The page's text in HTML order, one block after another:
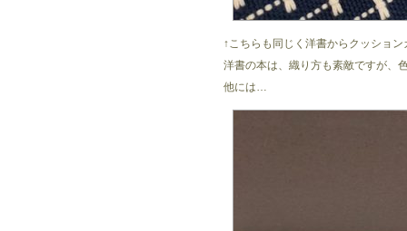
↑こちらも同じく洋書からクッション
洋書の本は、織り方も素敵ですが、
他には…